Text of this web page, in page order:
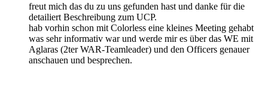
freut mich das du zu uns gefunden hast und danke für die
detailiert Beschreibung zum UCP.
hab vorhin schon mit Colorless eine kleines Meeting gehabt
was sehr informativ war und werde mir es über das WE mit
Aglaras (2ter WAR-Teamleader) und den Officers genauer
anschauen und besprechen.